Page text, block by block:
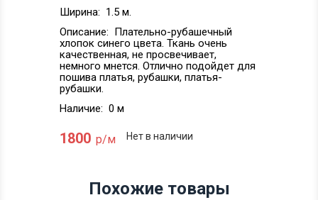
Ширина: 1.5 м.
Описание: Плательно-рубашечный
хлопок синего цвета. Ткань очень
качественная, не просвечивает,
немного мнется. Отлично подойдет для
пошива платья, рубашки, платья-
рубашки.
Наличие: 0 м
1800 р/м Нет в наличии
Похожие товары